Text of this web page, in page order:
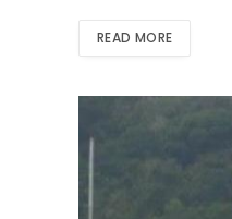
READ MORE